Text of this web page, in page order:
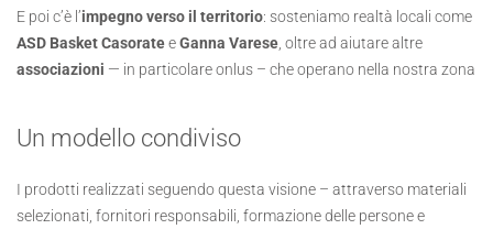
E poi c’è l’impegno verso il territorio: sosteniamo realtà locali come
ASD Basket CasorateeGanna Varese , oltre ad aiutare altre
associazioni — in particolare onlus – che operano nella nostra zona
Un modello condiviso
I prodotti realizzati seguendo questa visione – attraverso materiali
selezionati, fornitori responsabili, formazione delle persone e